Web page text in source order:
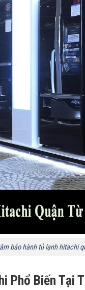
bảo hành tủ lạnh hitachi
Phổ Biến Tại